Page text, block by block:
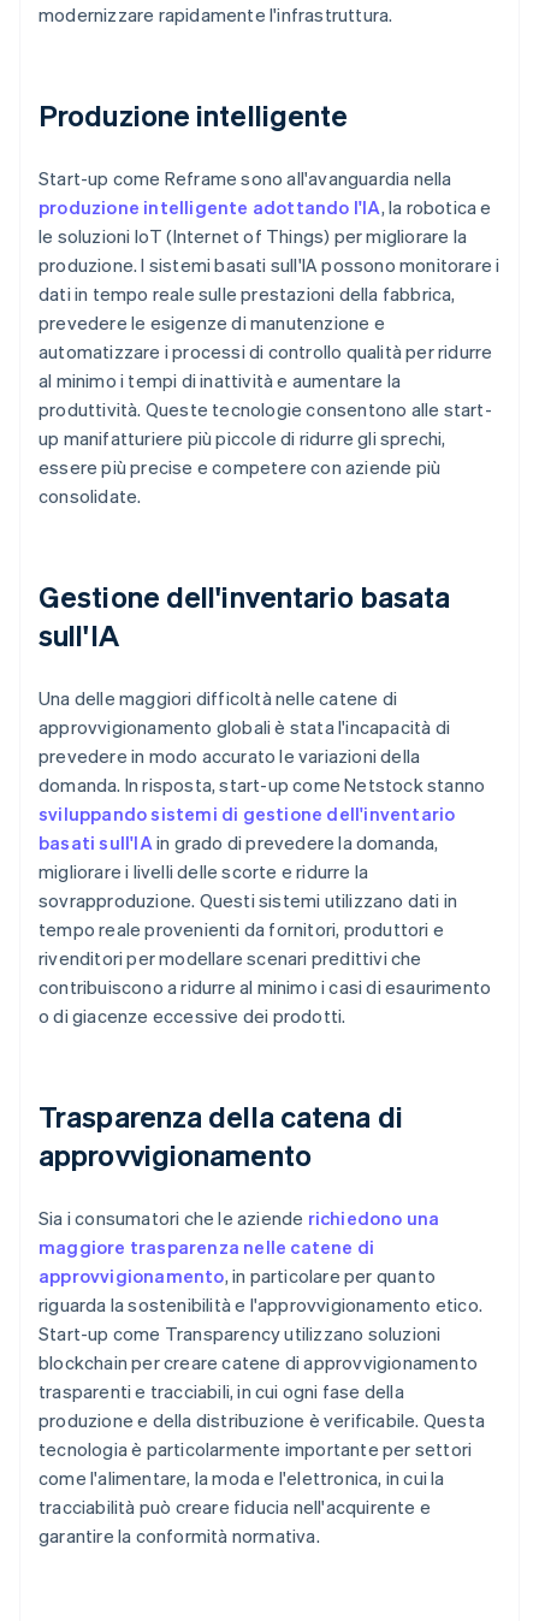
modernizzare rapidamente l'infrastruttura.
Produzione intelligente
Start-up come Reframe sono all'avanguardia nella
produzione intelligente adottando l'IA, la robotica e
le soluzioni IoT (Internet of Things) per migliorare la
produzione. I sistemi basati sull'IA possono monitorare i
dati in tempo reale sulle prestazioni della fabbrica,
prevedere le esigenze di manutenzione e
automatizzare i processi di controllo qualità per ridurre
al minimo i tempi di inattività e aumentare la
produttività. Queste tecnologie consentono alle start-
up manifatturiere più piccole di ridurre gli sprechi,
essere più precise e competere con aziende più
consolidate.
Gestione dell'inventario basata
sull'IA
Una delle maggiori difficoltà nelle catene di
approvvigionamento globali è stata l'incapacità di
prevedere in modo accurato le variazioni della
domanda. In risposta, start-up come Netstock stanno
sviluppando sistemi di gestione dell'inventario
basati sull'IAin grado di prevedere la domanda,
migliorare i livelli delle scorte e ridurre la
sovrapproduzione. Questi sistemi utilizzano dati in
tempo reale provenienti da fornitori, produttori e
rivenditori per modellare scenari predittivi che
contribuiscono a ridurre al minimo i casi di esaurimento
o di giacenze eccessive dei prodotti.
Trasparenza della catena di
approvvigionamento
Sia i consumatori che le aziende richiedono una
maggiore trasparenza nelle catene di
approvvigionamento, in particolare per quanto
riguarda la sostenibilità e l'approvvigionamento etico.
Start-up come Transparency utilizzano soluzioni
blockchain per creare catene di approvvigionamento
trasparenti e tracciabili, in cui ogni fase della
produzione e della distribuzione è verificabile. Questa
tecnologia è particolarmente importante per settori
come l'alimentare, la moda e l'elettronica, in cui la
tracciabilità può creare fiducia nell'acquirente e
garantire la conformità normativa.